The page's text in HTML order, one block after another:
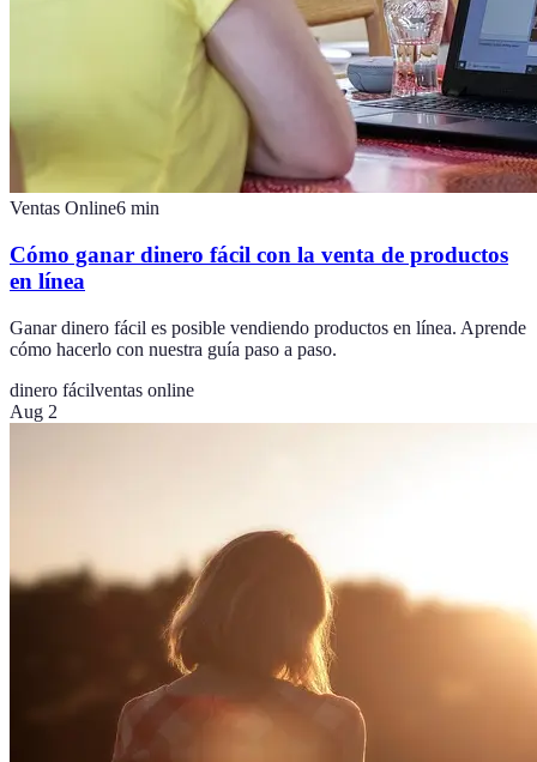
Ventas Online6 min
Cómo ganar dinero fácil con la venta de productos
en línea
Ganar dinero fácil es posible vendiendo productos en línea. Aprende
cómo hacerlo con nuestra guía paso a paso.
dinero fácilventas online
Aug 2